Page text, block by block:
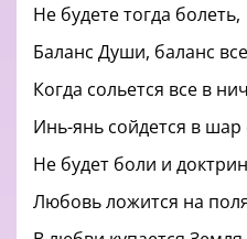
Не будете тогда болеть,
Баланс Души, баланс
Когда сольется все в
Инь-янь сойдется в шар
Не будет боли и
Любовь ложится на